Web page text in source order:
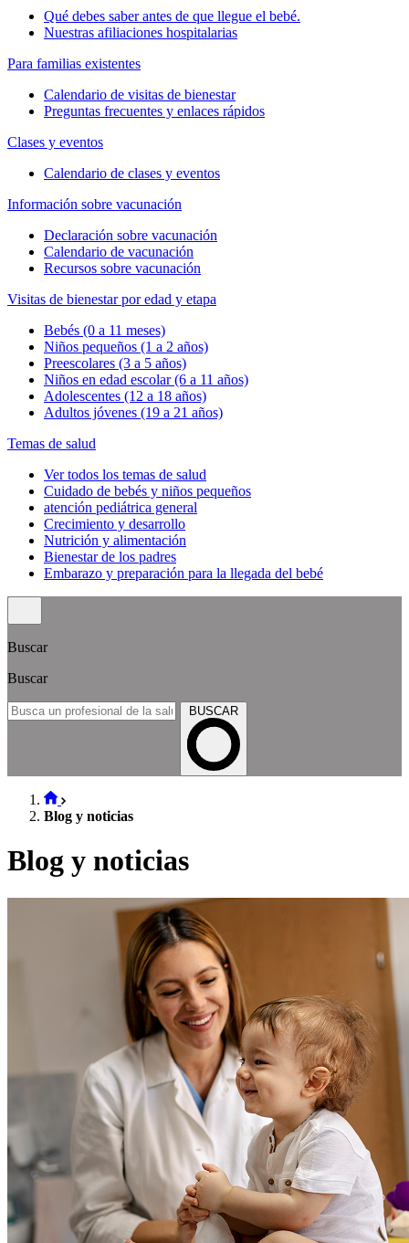
Qué debes saber antes de que llegue el bebé.
Nuestras afiliaciones hospitalarias
Para familias existentes
Calendario de visitas de bienestar
Preguntas frecuentes y enlaces rápidos
Clases y eventos
Calendario de clases y eventos
Información sobre vacunación
Declaración sobre vacunación
Calendario de vacunación
Recursos sobre vacunación
Visitas de bienestar por edad y etapa
Bebés (0 a 11 meses)
Niños pequeños (1 a 2 años)
Preescolares (3 a 5 años)
Niños en edad escolar (6 a 11 años)
Adolescentes (12 a 18 años)
Adultos jóvenes (19 a 21 años)
Temas de salud
Ver todos los temas de salud
Cuidado de bebés y niños pequeños
atención pediátrica general
Crecimiento y desarrollo
Nutrición y alimentación
Bienestar de los padres
Embarazo y preparación para la llegada del bebé
Buscar
Buscar
BUSCAR
Blog y noticias
Blog y noticias